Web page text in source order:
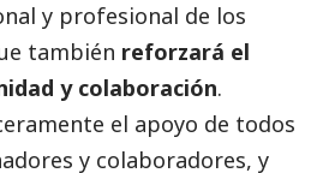
y profesional de los
también reforzará el
y colaboración.
el apoyo de todos
y colaboradores, y